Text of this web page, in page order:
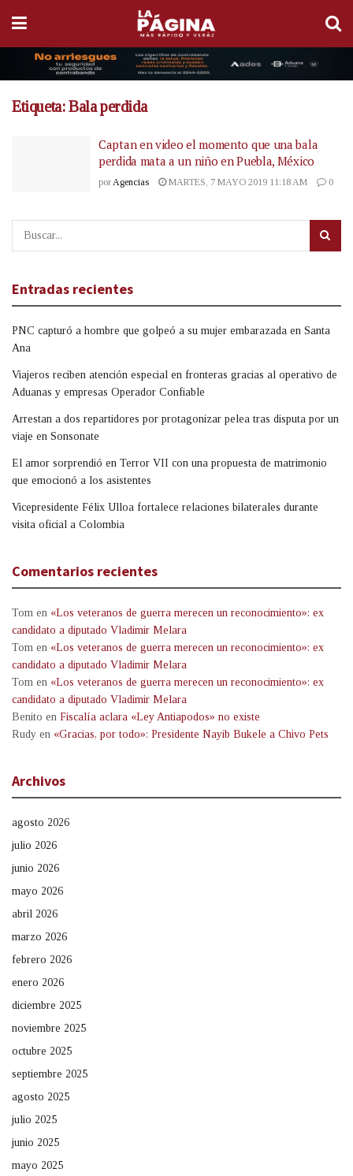
Etiqueta:Bala perdida
Captan en video el momento que una bala
perdida mata a un niño en Puebla, México
por Agencias MARTES, 7 MAYO 2019 11:18 AM 0
Entradas recientes
PNC capturó a hombre que golpeó a su mujer embarazada en Santa
Ana
Viajeros reciben atención especial en fronteras gracias al operativo de
Aduanas y empresas Operador Confiable
Arrestan a dos repartidores por protagonizar pelea tras disputa por un
viaje en Sonsonate
El amor sorprendió en Terror VII con una propuesta de matrimonio
que emocionó a los asistentes
Vicepresidente Félix Ulloa fortalece relaciones bilaterales durante
visita oficial a Colombia
Comentarios recientes
Tom en «Los veteranos de guerra merecen un reconocimiento»: ex
candidato a diputado Vladimir Melara
Tom en «Los veteranos de guerra merecen un reconocimiento»: ex
candidato a diputado Vladimir Melara
Tom en «Los veteranos de guerra merecen un reconocimiento»: ex
candidato a diputado Vladimir Melara
Benito en Fiscalía aclara «Ley Antiapodos» no existe
Rudy en «Gracias, por todo»: Presidente Nayib Bukele a Chivo Pets
Archivos
agosto 2026
julio 2026
junio 2026
mayo 2026
abril 2026
marzo 2026
febrero 2026
enero 2026
diciembre 2025
noviembre 2025
octubre 2025
septiembre 2025
agosto 2025
julio 2025
junio 2025
mayo 2025